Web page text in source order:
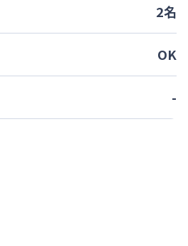
2名
OK
-